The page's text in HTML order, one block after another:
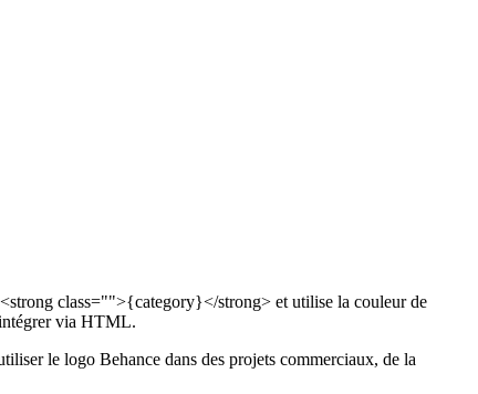
class="">{category}</strong> et utilise la couleur de
via HTML.
le logo Behance dans des projets commerciaux, de la